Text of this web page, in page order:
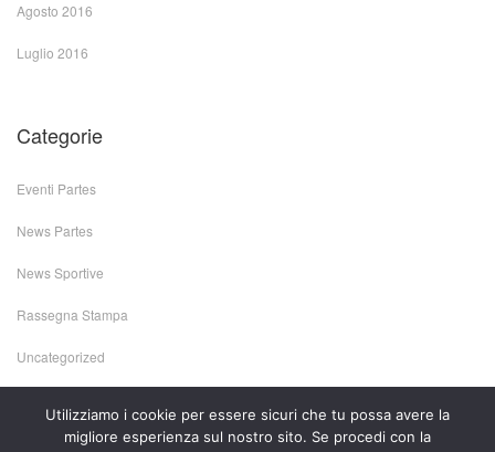
Agosto 2016
Luglio 2016
Categorie
Eventi Partes
News Partes
News Sportive
Rassegna Stampa
Uncategorized
Utilizziamo i cookie per essere sicuri che tu possa avere la
migliore esperienza sul nostro sito. Se procedi con la